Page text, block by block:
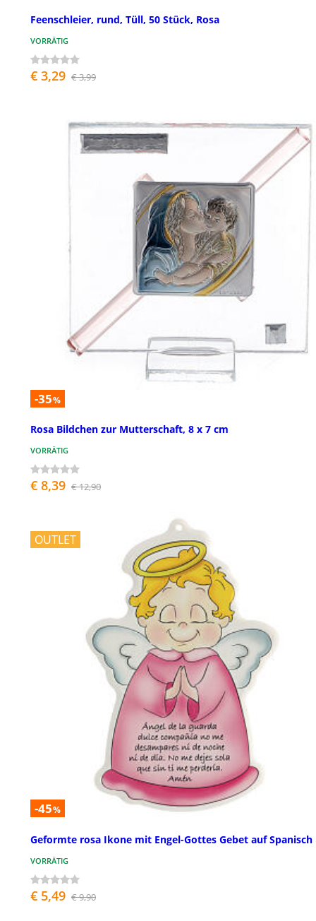
Feenschleier, rund, Tüll, 50 Stück, Rosa
VORRÄTIG
€ 3,29 € 3,99
-35%
Rosa Bildchen zur Mutterschaft, 8 x 7 cm
VORRÄTIG
€ 8,39 € 12,90
OUTLET
-45%
Geformte rosa Ikone mit Engel-Gottes Gebet auf Spanisch
VORRÄTIG
€ 5,49 € 9,90